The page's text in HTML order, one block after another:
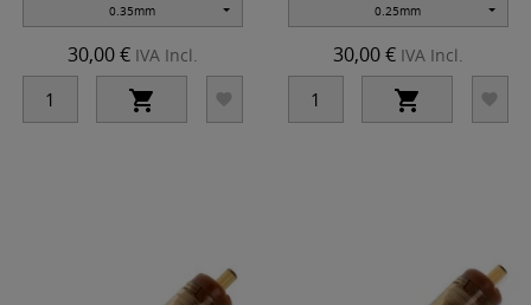
0.35mm
30,00 € IVA Incl.
 
0.25mm
30,00 € IVA Incl.
 